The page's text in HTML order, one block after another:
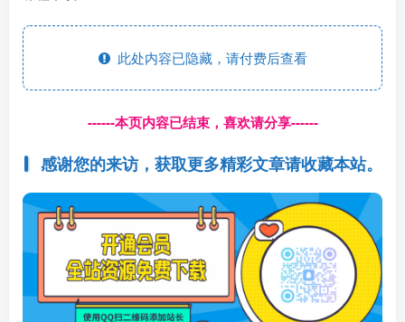
此处内容已隐藏，请付费后查看
------本页内容已结束，喜欢请分享------
感谢您的来访，获取更多精彩文章请收藏本站。